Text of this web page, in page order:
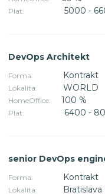
Plat: 5000 -
DevOps Architekt
Forma: Kontrakt
Lokalita: WORLD
HomeOffice: 100 %
Plat: 6400 -
senior DevOps
Forma: Kontrakt
Lokalita: